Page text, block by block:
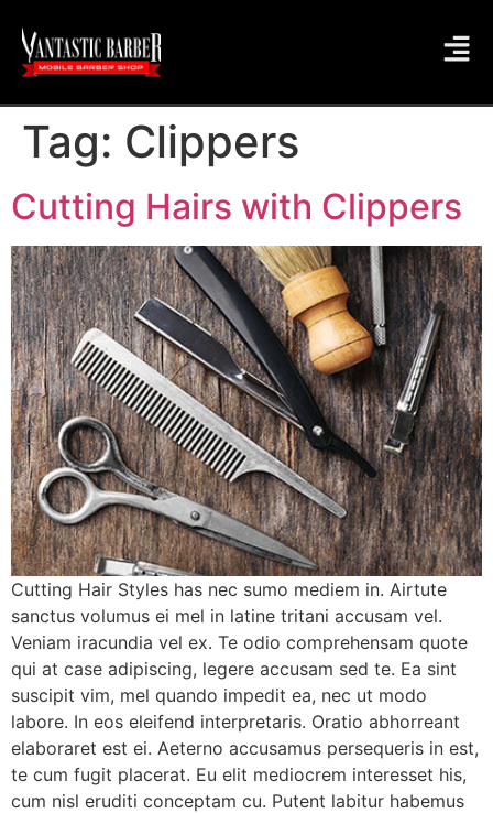
Tag: Clippers
Cutting Hairs with Clippers
Cutting Hair Styles has nec sumo mediem in. Airtute
sanctus volumus ei mel in latine tritani accusam vel.
Veniam iracundia vel ex. Te odio comprehensam quote
qui at case adipiscing, legere accusam sed te. Ea sint
suscipit vim, mel quando impedit ea, nec ut modo
labore. In eos eleifend interpretaris. Oratio abhorreant
elaboraret est ei. Aeterno accusamus persequeris in est,
te cum fugit placerat. Eu elit mediocrem interesset his,
cum nisl eruditi conceptam cu. Putent labitur habemus